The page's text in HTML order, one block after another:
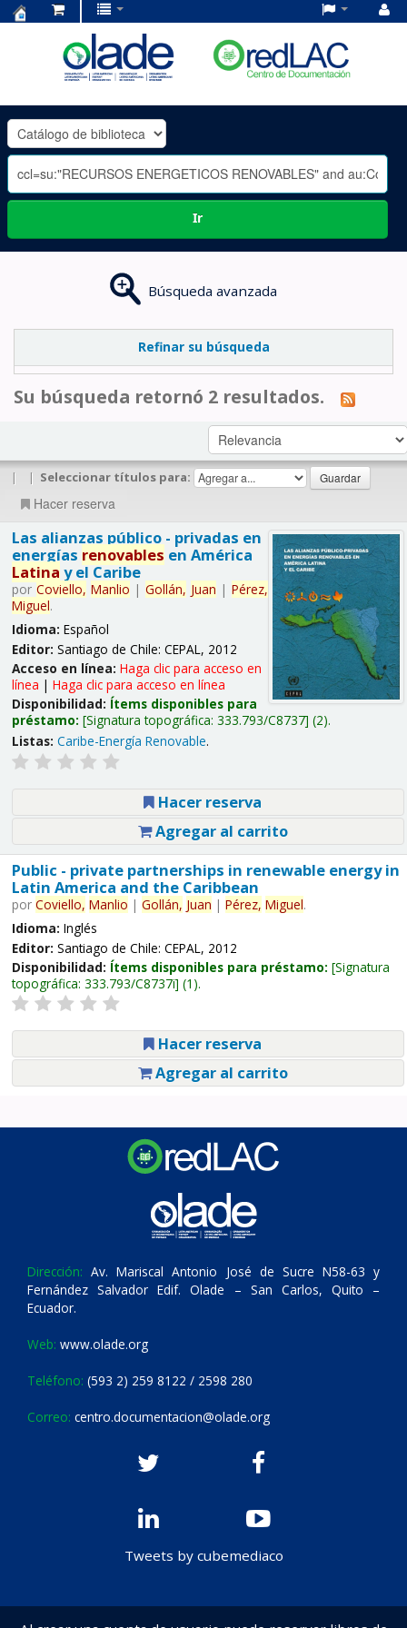
OLADE
-
Ir
Búsqueda avanzada
Refinar su búsqueda
Su búsqueda retornó 2 resultados.
| | Seleccionar títulos para:
Hacer reserva
Las alianzas público - privadas en
energías renovables en América
Latina y el Caribe
por Coviello, Manlio | Gollán, Juan | Pérez,
Miguel.
Idioma: Español
Editor: Santiago de Chile: CEPAL, 2012
Acceso en línea: Haga clic para acceso en
línea | Haga clic para acceso en línea
Disponibilidad: Ítems disponibles para
préstamo: Signatura topográfica: 333.793/C8737 (2).
Listas: Caribe-Energía Renovable.
Hacer reserva
Agregar al carrito
Public - private partnerships in renewable energy in
Latin America and the Caribbean
por Coviello, Manlio | Gollán, Juan | Pérez, Miguel.
Idioma: Inglés
Editor: Santiago de Chile: CEPAL, 2012
Disponibilidad: Ítems disponibles para préstamo: Signatura
topográfica: 333.793/C8737i (1).
Hacer reserva
Agregar al carrito
Dirección: Av. Mariscal Antonio José de Sucre N58-63 y
Fernández Salvador Edif. Olade – San Carlos, Quito –
Ecuador.
Web: www.olade.org
Teléfono: (593 2) 259 8122 / 2598 280
Correo: centro.documentacion@olade.org
Tweets by cubemediaco